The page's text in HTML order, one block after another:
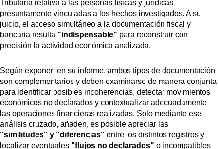
Tributaria relativa a las personas físicas y jurídicas
presuntamente vinculadas a los hechos investigados. A su
juicio, el acceso simultáneo a la documentación fiscal y
bancaria resulta "indispensable" para reconstruir con
precisión la actividad económica analizada.
Según exponen en su informe, ambos tipos de documentación
son complementarios y deben examinarse de manera conjunta
para identificar posibles incoherencias, detectar movimientos
económicos no declarados y contextualizar adecuadamente
las operaciones financieras realizadas. Solo mediante ese
análisis cruzado, añaden, es posible apreciar las
"similitudes" y "diferencias" entre los distintos registros y
localizar eventuales "flujos no declarados" o incompatibles